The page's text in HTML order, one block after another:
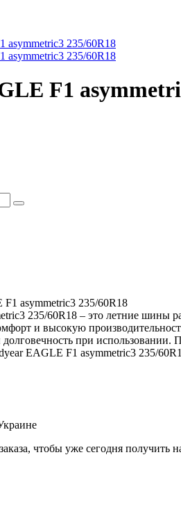
F1
asymmetric3 235/60R18
235/60R18 – это летние шины
и высокую
долговечность при
EAGLE F1 asymmetric3 235/
чтобы уже сегодня